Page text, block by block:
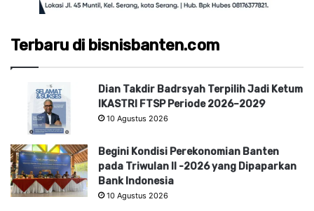
Terbaru di bisnisbanten.com
Dian Takdir Badrsyah Terpilih Jadi Ketum
IKASTRI FTSP Periode 2026–2029
10 Agustus 2026
Begini Kondisi Perekonomian Banten
pada Triwulan II -2026 yang Dipaparkan
Bank Indonesia
10 Agustus 2026